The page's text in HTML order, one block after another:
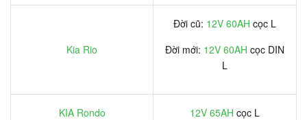
Kia Rio
Đời cũ: 12V 60AH cọc L
Đời mới: 12V 60AH cọc DIN
L
KIA Rondo 12V 65AH cọc L